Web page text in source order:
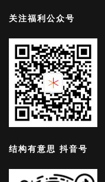
关注福利公众号
结构有意思 抖音号